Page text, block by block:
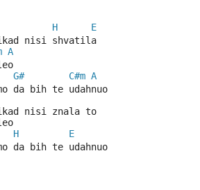
H
E
nisi shvatila
A
G# C#m A
da bih te udahnuo
nisi znala to
H
E
da bih te udahnuo